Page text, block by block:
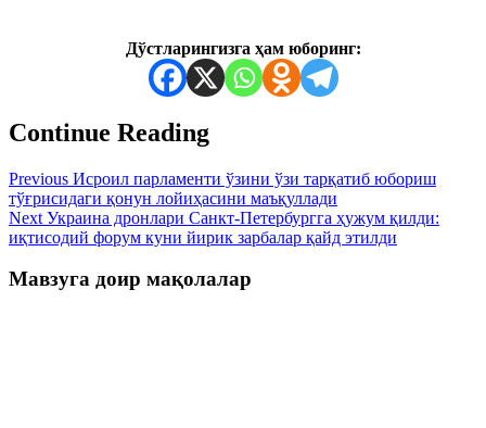
Дўстларингизга ҳам юборинг:
Continue Reading
Previous Исроил парламенти ўзини ўзи тарқатиб юбориш
тўғрисидаги қонун лойиҳасини маъқуллади
Next Украина дронлари Санкт-Петербургга ҳужум қилди:
иқтисодий форум куни йирик зарбалар қайд этилди
Мавзуга доир мақолалар